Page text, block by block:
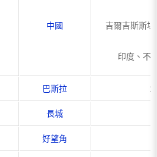
中國 吉爾吉斯斯
印度、不
巴斯拉
長城
好望角